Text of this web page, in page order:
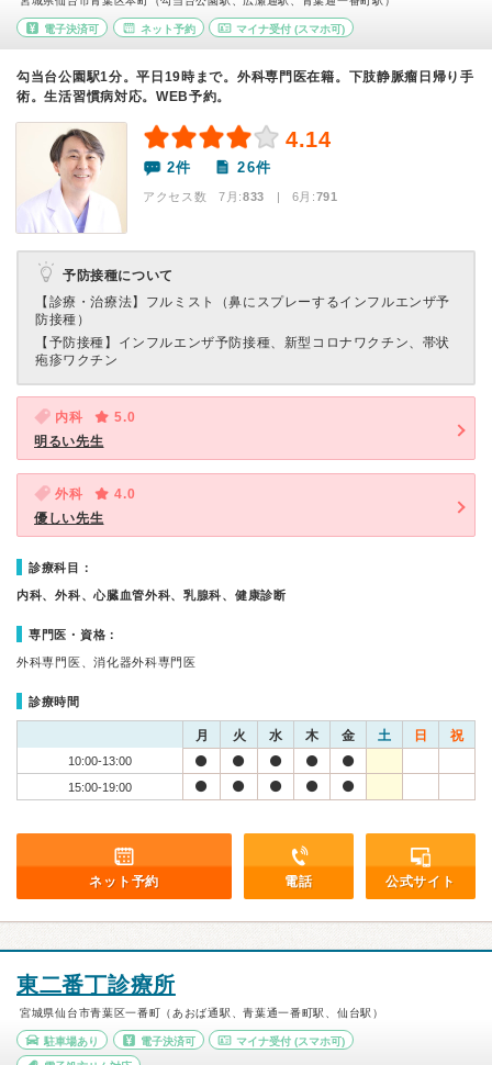
電子決済可 ネット予約 マイナ受付 (スマホ可)
勾当台公園駅1分。平日19時まで。外科専門医在籍。下肢静脈瘤日帰り手
術。生活習慣病対応。WEB予約。
4.14
2件 26件
アクセス数 7月:833 | 6月:791
予防接種について
【診療・治療法】 フルミスト（鼻にスプレーするインフルエンザ予
防接種）
【予防接種】 インフルエンザ予防接種、新型コロナワクチン、帯状
疱疹ワクチン
内科
5.0
明るい先生
外科
4.0
優しい先生
診療科目：
内科、外科、心臓血管外科、乳腺科、健康診断
専門医・資格：
外科専門医、消化器外科専門医
診療時間
月 火 水 木 金 土 日 祝
10:00-13:00
15:00-19:00
ネット予約 電話 公式サイト
東二番丁診療所
宮城県仙台市青葉区一番町（あおば通駅、青葉通一番町駅、仙台駅）
駐車場あり 電子決済可 マイナ受付 (スマホ可)